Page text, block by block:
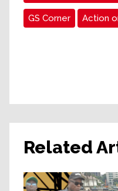
GS Corner Action
Related